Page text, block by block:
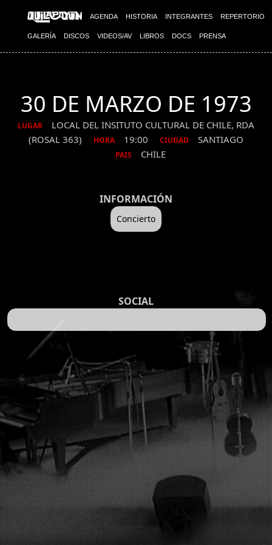
AGENDA HISTORIA INTEGRANTES REPERTORIO
GALERÍA DISCOS VIDEOS/AV LIBROS DOCS PRENSA
30 DE MARZO DE 1973
LUGAR
LOCAL DEL INSITUTO CULTURAL DE CHILE, RDA
(ROSAL 363)
HORA 19:00 CIUDAD SANTIAGO
PAIS CHILE
INFORMACIÓN
Concierto
SOCIAL